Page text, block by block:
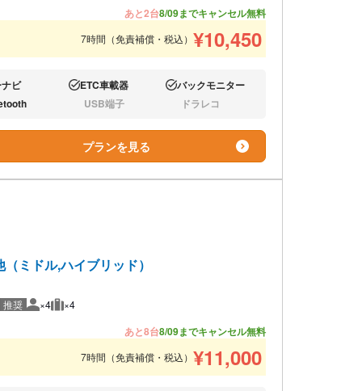
あと2台8/09までキャンセル無料
7時間（免責補償・税込） ¥10,450
ビ あり:ETC車載器 あり:バックモニター
なし:USB端子 なし:ドラレコ
プランを見る
ミドル,ハイブリッド）
推奨 推奨人数
×4 推奨荷物
×4
あと8台8/09までキャンセル無料
7時間（免責補償・税込） ¥11,000